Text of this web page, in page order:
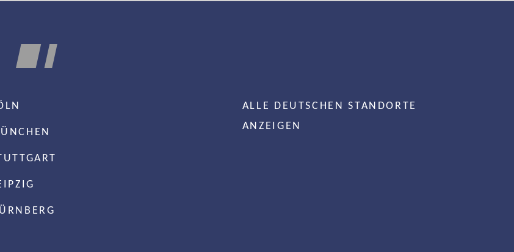
ALLE DEUTSCHEN STANDORTE
ANZEIGEN